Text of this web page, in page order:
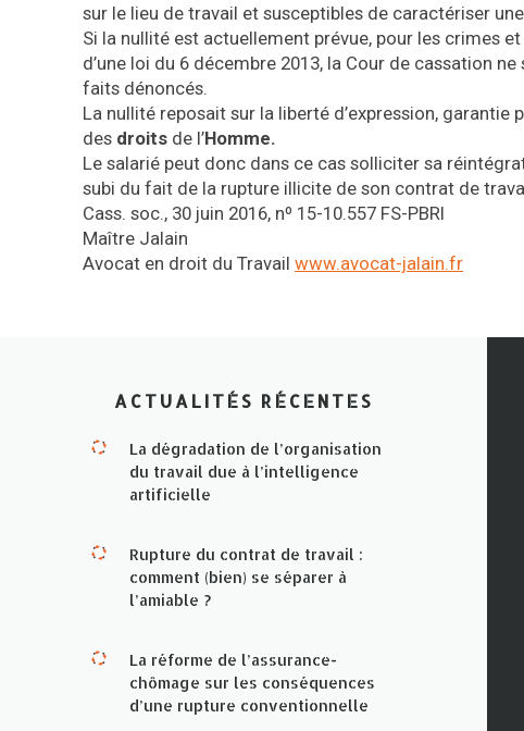
sur le lieu de travail et susceptibles de caractériser
Si la nullité est actuellement prévue, pour les crimes
d’une loi du 6 décembre 2013, la Cour de cassation
faits dénoncés.
La nullité reposait sur la liberté d’expression, garantie
des droits de l’Homme.
Le salarié peut donc dans ce cas solliciter sa
subi du fait de la rupture illicite de son contrat de
Cass. soc., 30 juin 2016, nº 15-10.557 FS-PBRI
Maître Jalain
Avocat en droit du Travail www.avocat-jalain.fr
ACTUALITÉS RÉCENTES
La dégradation de l’organisation
du travail due à l’intelligence
artificielle
Rupture du contrat de travail :
comment (bien) se séparer à
l’amiable ?
La réforme de l’assurance-
chômage sur les conséquences
d’une rupture conventionnelle